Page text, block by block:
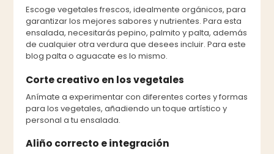
Escoge vegetales frescos, idealmente orgánicos, para
garantizar los mejores sabores y nutrientes. Para esta
ensalada, necesitarás pepino, palmito y palta, además
de cualquier otra verdura que desees incluir. Para este
blog palta o aguacate es lo mismo.
Corte creativo en los vegetales
Anímate a experimentar con diferentes cortes y formas
para los vegetales, añadiendo un toque artístico y
personal a tu ensalada.
Aliño correcto e integración